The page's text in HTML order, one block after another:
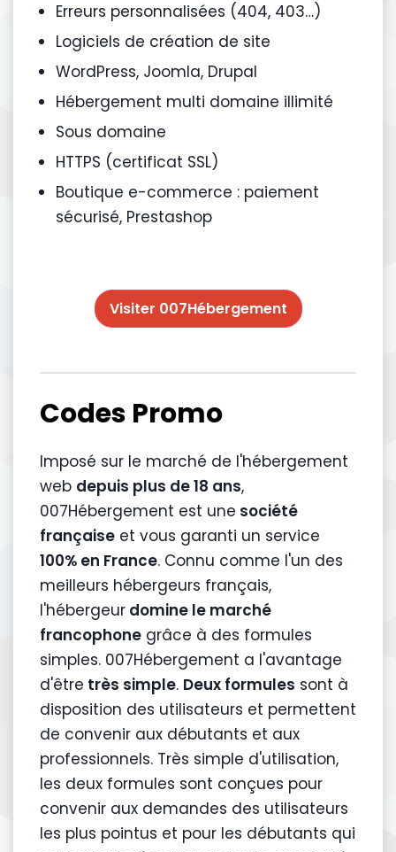
Erreurs personnalisées (404, 403…)
Logiciels de création de site
WordPress, Joomla, Drupal
Hébergement multi domaine illimité
Sous domaine
HTTPS (certificat SSL)
Boutique e-commerce : paiement
sécurisé, Prestashop
Visiter 007Hébergement
Codes Promo
Imposé sur le marché de l'hébergement
web depuis plus de 18 ans,
007Hébergement est une société
française et vous garanti un service
100% en France. Connu comme l'un des
meilleurs hébergeurs français,
l'hébergeur domine le marché
francophone grâce à des formules
simples. 007Hébergement a l'avantage
d'être très simple. Deux formules sont à
disposition des utilisateurs et permettent
de convenir aux débutants et aux
professionnels. Très simple d'utilisation,
les deux formules sont conçues pour
convenir aux demandes des utilisateurs
les plus pointus et pour les débutants qui